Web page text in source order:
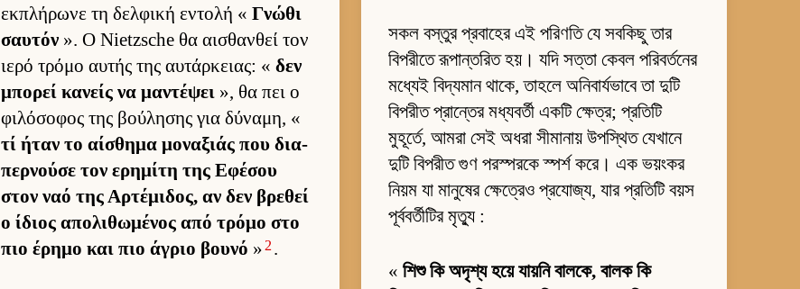
εκ­πλήρωνε τη δελ­φική εντολή «Γνώθι
σαυ­τόν ». Ο Nietzsche θα αι­σθαν­θεί τον
ιερό τρόμο αυ­τής της αυ­τάρ­κειας: «δεν
μπορεί κανείς να μαντέψει », θα πει ο
φιλόσοφος της βού­λησης για δύναμη, «
τί ήταν το αί­σθημα μοναξιάς που δια­
περ­νούσε τον ερημίτη της Εφέσου
στον ναό της Αρ­τέμιδος, αν δεν βρεθεί
ο ίδιος απολιθωμένος από τρόμο στο
πιο έρημο και πιο άγριο βουνό » 2 .
সকল বস্তুর প্রবাহের এই পরিণতি যে সবকিছু তার
বিপরীতে রূপান্তরিত হয়। যদি সত্তা কেবল পরিবর্তনের
মধ্যেই বিদ্যমান থাকে, তাহলে অনিবার্যভাবে তা দুটি
বিপরীত প্রান্তের মধ্যবর্তী একটি ক্ষেত্র; প্রতিটি
মুহূর্তে, আমরা সেই অধরা সীমানায় উপস্থিত যেখানে
দুটি বিপরীত গুণ পরস্পরকে স্পর্শ করে। এক ভয়ংকর
নিয়ম যা মানুষের ক্ষেত্রেও প্রযোজ্য, যার প্রতিটি বয়স
পূর্ববর্তীটির মৃত্যু :
«শিশু কি অদৃশ্য হয়ে যায়নি বালকে, বালক কি